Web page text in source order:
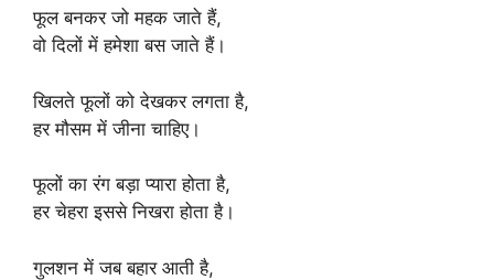
फूल बनकर जो महक जाते हैं,
वो दिलों में हमेशा बस जाते हैं।
खिलते फूलों को देखकर लगता है,
हर मौसम में जीना चाहिए।
फूलों का रंग बड़ा प्यारा होता है,
हर चेहरा इससे निखरा होता है।
गुलशन में जब बहार आती है,